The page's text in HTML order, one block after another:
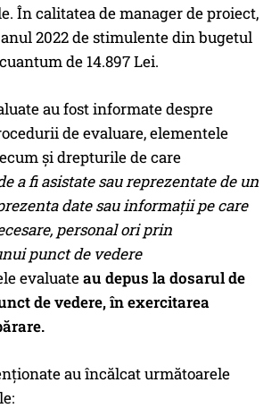
În calitatea de manager de proiect,
2022 de stimulente din bugetul
de 14.897 Lei.
au fost informate despre
de evaluare, elementele
și drepturile de care
a fi asistate sau reprezentate de un
date sau informații pe care
personal ori prin
punct de vedere
evaluateau depus la dosarul de
de vedere, în exercitarea
au încălcat următoarele